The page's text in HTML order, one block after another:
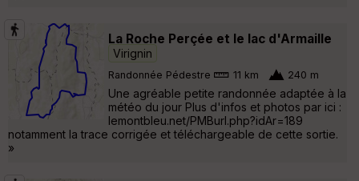
La Roche Perçée et le lac d'Armaille
Virignin
Randonnée Pédestre 11 km 240 m
Une agréable petite randonnée adaptée à la
météo du jour Plus d'infos et photos par ici :
lemontbleu.net/PMBurl.php?idAr=189
notamment la trace corrigée et téléchargeable de cette sortie.
»